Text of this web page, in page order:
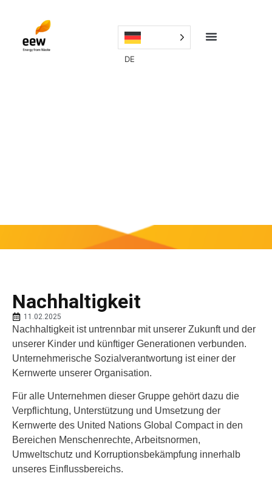
DE
Nachhaltigkeit
11.02.2025
Nachhaltigkeit ist untrennbar mit unserer Zukunft und der
unserer Kinder und künftiger Generationen verbunden.
Unternehmerische Sozialverantwortung ist einer der
Kernwerte unserer Organisation.
Für alle Unternehmen dieser Gruppe gehört dazu die
Verpflichtung, Unterstützung und Umsetzung der
Kernwerte des United Nations Global Compact in den
Bereichen Menschenrechte, Arbeitsnormen,
Umweltschutz und Korruptionsbekämpfung innerhalb
unseres Einflussbereichs.